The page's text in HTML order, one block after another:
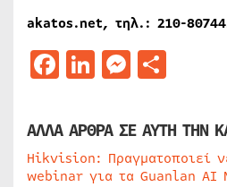
akatos.net, τηλ.: 210-
Facebook
LinkedIn
ΑΛΛΑ ΑΡΘΡΑ ΣΕ ΑΥΤΗ ΤΗΝ
Hikvision: Πραγματοποιεί
webinar για τα Guanlan AI